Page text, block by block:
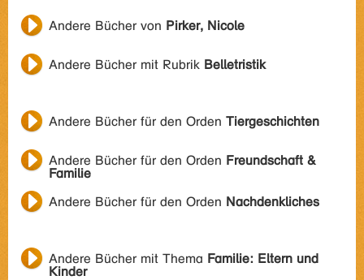
Andere Bücher von Pirker, Nicole
Andere Bücher mit Rubrik Belletristik
Andere Bücher für den Orden Tiergeschichten
Andere Bücher für den Orden Freundschaft &
Familie
Andere Bücher für den Orden Nachdenkliches
Andere Bücher mit Thema Familie: Eltern und
Kinder